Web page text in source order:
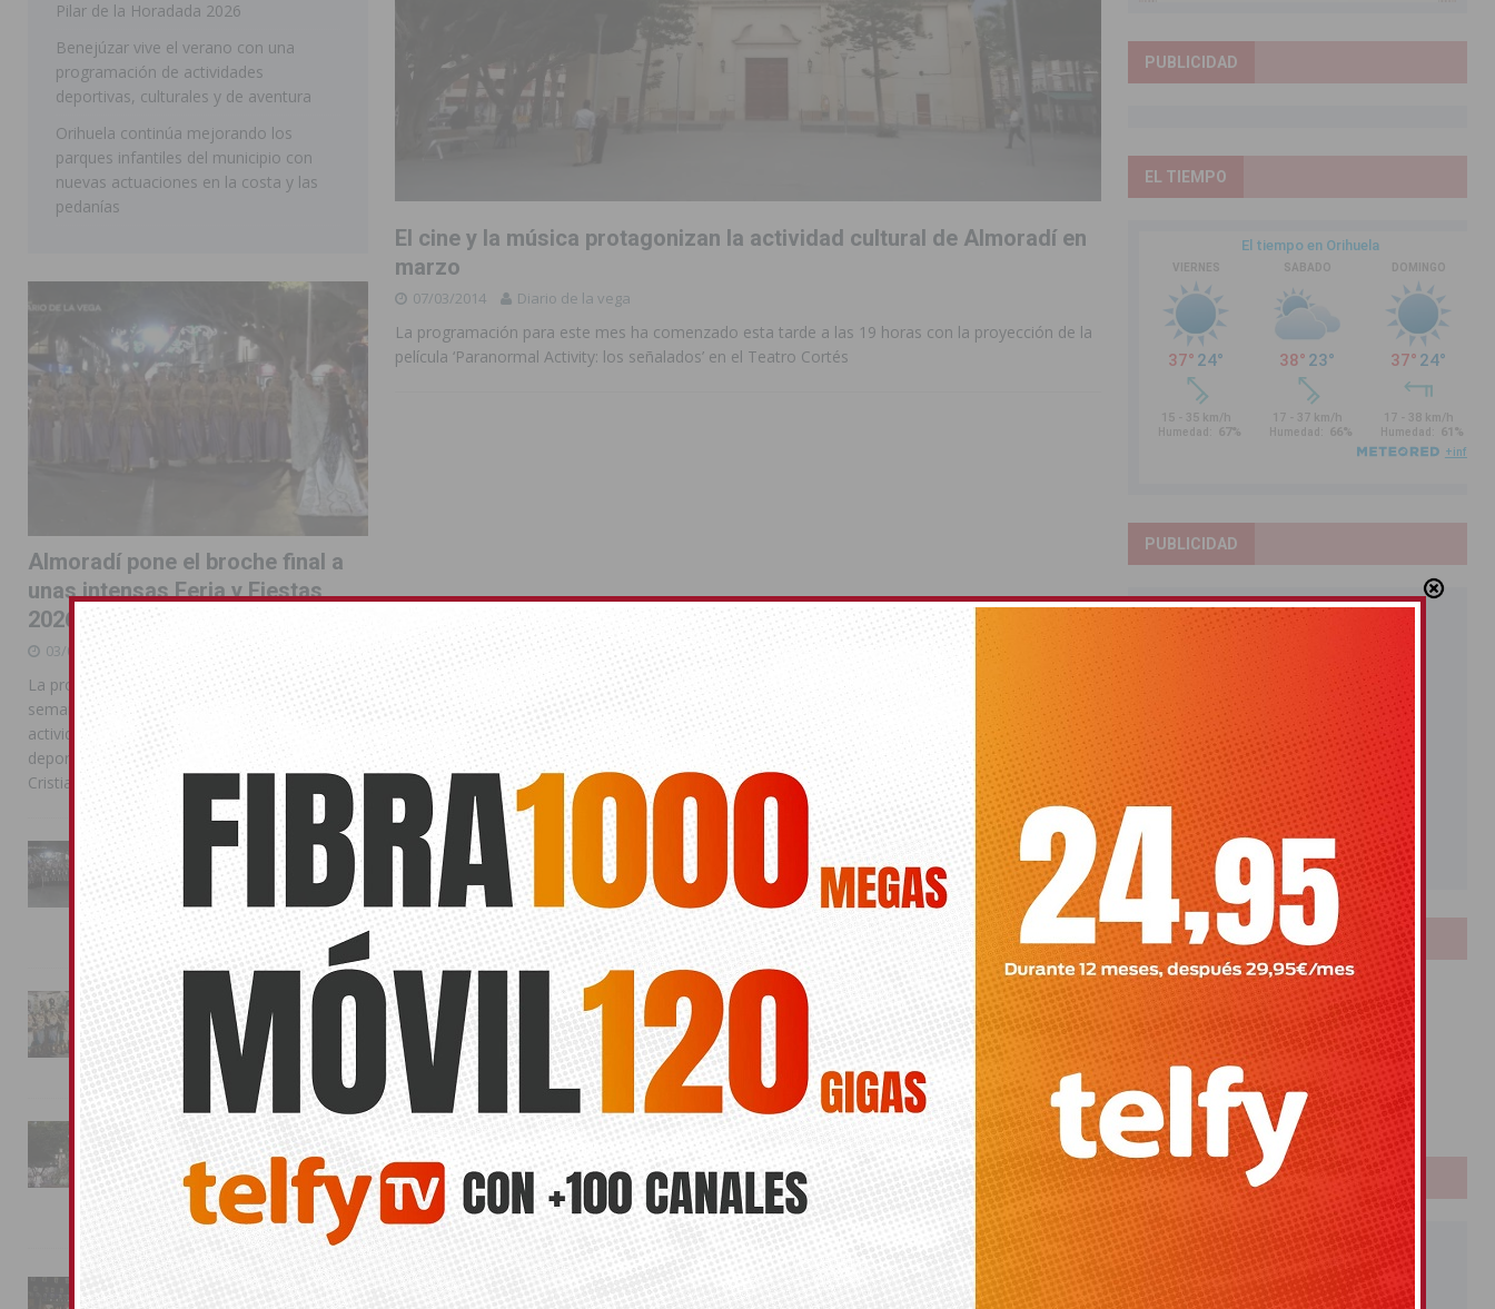
El cine y la música protagonizan la actividad cultural de Almoradí en
marzo
07/03/2014 Diario de la vega
La programación para este mes ha comenzado esta tarde a las 19 horas con la proyección de la
película ‘Paranormal Activity: los señalados’ en el Teatro Cortés
Pilar de la Horadada 2026
Benejúzar vive el verano con una
programación de actividades
deportivas, culturales y de aventura
Orihuela continúa mejorando los
parques infantiles del municipio con
nuevas actuaciones en la costa y las
pedanías
Almoradí pone el broche final a
unas intensas Feria y Fiestas
2026
03/08/2026
La programación reunió durante más de una
semana actos institucionales, conciertos,
actividades familiares, competiciones
deportivas y las celebraciones de Moros y
Cristianos
La Entrada Cristiana llena de
esplendor las calles de
Almoradí en una multitudinaria
jornada festera
02/08/2026
La magia de la Entrada Mora
conquista las calles de
Almoradí
01/08/2026
La fiesta se adueña de
Almoradí con la presentación
de los cargos festeros y la
toma del castillo
31/07/2026
Pilar de la Horadada
PUBLICIDAD
EL TIEMPO
PUBLICIDAD
LOTERIAS
Bonoloto
Primitiva
El Gordo
Euromillones
Loteria
Once
PUBLICIDAD